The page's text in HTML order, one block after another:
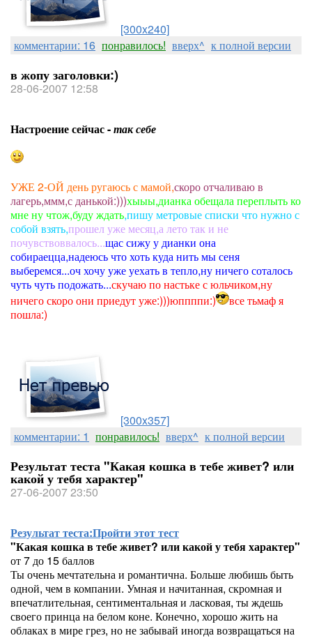
[300x240]
комментарии: 16 понравилось! вверх^ к полной версии
в жопу заголовки:)
28-06-2007 12:58
Настроение сейчас -так себе
УЖЕ 2-ОЙ день ругаюсь с мамой,скоро отчаливаю в
лагерь,ммм,с данькой:)))хыыы,дианка обещала переплыть ко
мне ну чтож,буду ждать,пишу метровые списки что нужно с
собой взять,прошел уже месяц,а лето так и не
почувствоввалось...щас сижу у дианки она
собираецца,надеюсь что хоть куда нить мы сеня
выберемся...оч хочу уже уехать в тепло,ну ничего соталось
чуть чуть подожать...скучаю по настьке с юльчиком,ну
ничего скоро они приедут уже:)))юппппи:)
все тьмаф я
пошла:)
[300x357]
комментарии: 1 понравилось! вверх^ к полной версии
Результат теста "Какая кошка в тебе живет? или
какой у тебя характер"
27-06-2007 23:50
Результат теста:Пройти этот тест
"Какая кошка в тебе живет? или какой у тебя характер"
от 7 до 15 баллов
Ты очень мечтательна и романтична. Больше любишь быть
одной, чем в компании. Умная и начитанная, скромная и
впечатлительная, сентиментальная и ласковая, ты ждешь
своего принца на белом коне. Конечно, хорошо жить на
облаках в мире грез, но не забывай иногда возвращаться на